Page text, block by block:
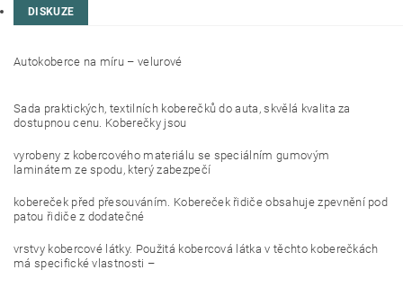
DISKUZE
Autokoberce na míru – velurové
Sada praktických, textilních koberečků do auta, skvělá kvalita za
dostupnou cenu. Koberečky jsou
vyrobeny z kobercového materiálu se speciálním gumovým
laminátem ze spodu, který zabezpečí
kobereček před přesouváním. Kobereček řidiče obsahuje zpevnění pod
patou řidiče z dodatečné
vrstvy kobercové látky. Použitá kobercová látka v těchto koberečkách
má specifické vlastnosti –